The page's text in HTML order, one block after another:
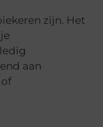
zijn. Het
aan